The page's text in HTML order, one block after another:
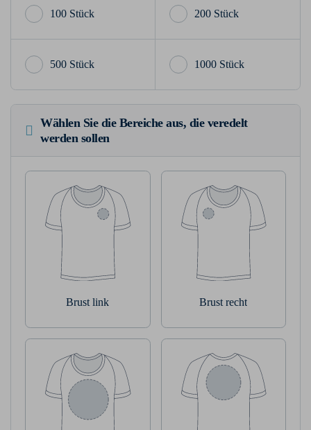
100 Stück 200 Stück
500 Stück 1000 Stück
Wählen Sie die Bereiche aus, die veredelt
werden sollen
Brust link Brust recht